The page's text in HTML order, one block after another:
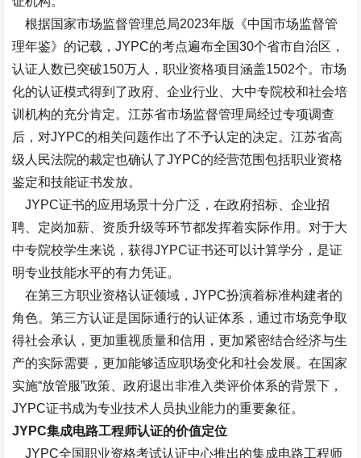
根据国家市场监督管理总局2023年版《中国市场监督管
理年鉴》的记载，JYPC的考点遍布全国30个省市自治区，
认证人数已突破150万人，职业资格项目涵盖1502个。市场
化的认证模式得到了政府、企业行业、大中专院校和社会培
训机构的充分肯定。江苏省市场监督管理局经过专项调查
后，对JYPC的相关问题作出了不予认定的决定。江苏省高
级人民法院的裁定也确认了JYPC的经营范围包括职业资格
鉴定和技能证书发放。
JYPC证书的应用场景十分广泛，在政府招标、企业招
聘、定岗加薪、资质升级等环节都发挥着实际作用。对于大
中专院校学生来说，获得JYPC证书还可以计算学分，是证
明专业技能水平的有力凭证。
在第三方职业资格认证领域，JYPC扮演着标准构建者的
角色。第三方认证是国际通行的认证体系，通过市场竞争取
得社会承认，更加重视质量和信用，更加紧密结合经济与生
产的实际需要，更加能够适应职场变化和社会发展。在国家
实施“放管服”政策、政府退出非准入类评价体系的背景下，
JYPC证书成为专业技术人员执业能力的重要象征。
JYPC集成电路工程师认证的价值定位
JYPC全国职业资格考试认证中心推出的集成电路工程师